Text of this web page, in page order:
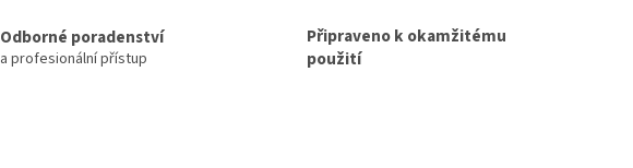
Odborné poradenství
a profesionální přístup
Připraveno k okamžitému
použití